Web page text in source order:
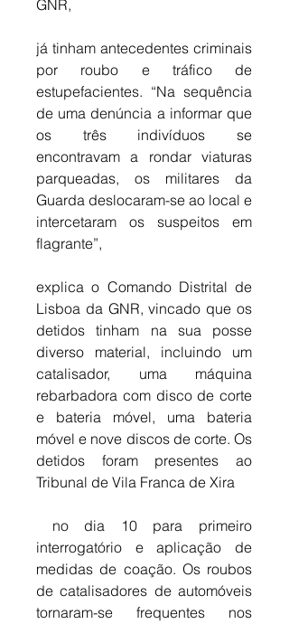
GNR,
já tinham antecedentes criminais
por roubo e tráfico de
estupefacientes. “Na sequência
de uma denúncia a informar que
os três indivíduos se
encontravam a rondar viaturas
parqueadas, os militares da
Guarda deslocaram-se ao local e
intercetaram os suspeitos em
flagrante”,
explica o Comando Distrital de
Lisboa da GNR, vincado que os
detidos tinham na sua posse
diverso material, incluindo um
catalisador, uma máquina
rebarbadora com disco de corte
e bateria móvel, uma bateria
móvel e nove discos de corte. Os
detidos foram presentes ao
Tribunal de Vila Franca de Xira
interrogatório e aplicação de
medidas de coação. Os roubos
de catalisadores de automóveis
tornaram-se frequentes nos